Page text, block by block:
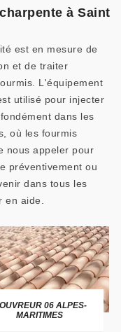
à Saint
est en mesure de
et de traiter
L'équipement
utilisé pour injecter
dans les
où les fourmis
nous appeler pour
préventivement ou
dans tous les
aide.
06 ALPES-
MARITIMES